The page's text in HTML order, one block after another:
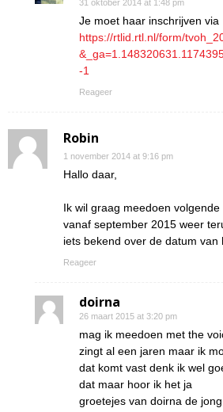
31 oktober 2014 at 1:48 pm
Je moet haar inschrijven via
https://rtlid.rtl.nl/form/
-1
Reageer
Robin
1 november 2014 at 9:16 pm
Hallo daar,
Ik wil graag meedoen
vanaf september 2015 weer
iets bekend over de datum
Reageer
doirna
26 maart 2015 at 3:20 pm
mag ik meedoen met the
zingt al een jaren maar ik
dat komt vast denk ik wel
dat maar hoor ik het ja
groetejes van doirna de jong